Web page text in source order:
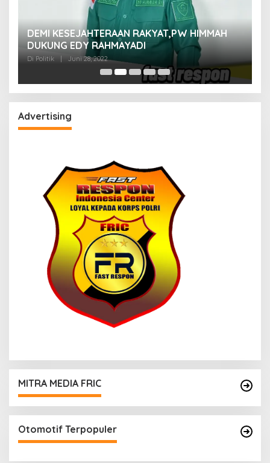
DEMI KESEJAHTERAAN RAKYAT,PW HIMMAH
DUKUNG EDY RAHMAYADI
Di Politik Juni 28, 2022
Advertising
MITRA MEDIA FRIC
Otomotif Terpopuler